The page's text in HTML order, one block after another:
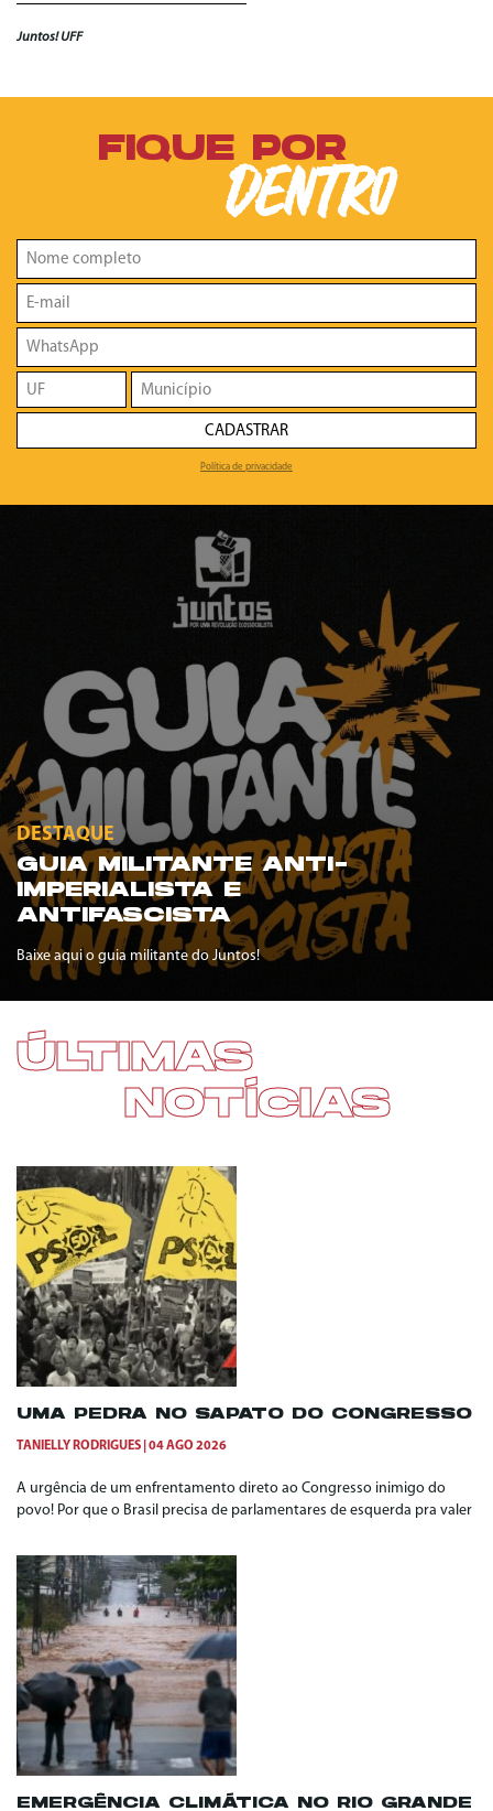
Juntos! UFF
FIQUE POR
DENTRO
CADASTRAR
Política de privacidade
DESTAQUE
GUIA MILITANTE ANTI-
IMPERIALISTA E
ANTIFASCISTA
Baixe aqui o guia militante do Juntos!
ÚLTIMAS
NOTÍCIAS
UMA PEDRA NO SAPATO DO CONGRESSO
TANIELLY RODRIGUES 04 AGO 2026
A urgência de um enfrentamento direto ao Congresso inimigo do
povo! Por que o Brasil precisa de parlamentares de esquerda pra valer
EMERGÊNCIA CLIMÁTICA NO RIO GRANDE